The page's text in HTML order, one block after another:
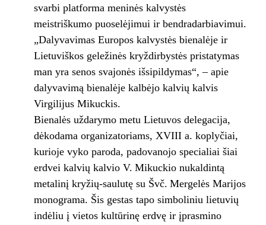
svarbi platforma meninės kalvystės
meistriškumo puoselėjimui ir bendradarbiavimui.
„Dalyvavimas Europos kalvystės bienalėje ir
Lietuviškos geležinės kryždirbystės pristatymas
man yra senos svajonės išsipildymas“, – apie
dalyvavimą bienalėje kalbėjo kalvių kalvis
Virgilijus Mikuckis.
Bienalės uždarymo metu Lietuvos delegacija,
dėkodama organizatoriams, XVIII a. koplyčiai,
kurioje vyko paroda, padovanojo specialiai šiai
erdvei kalvių kalvio V. Mikuckio nukaldintą
metalinį kryžių-saulutę su Švč. Mergelės Marijos
monograma. Šis gestas tapo simboliniu lietuvių
indėliu į vietos kultūrinę erdvę ir įprasmino